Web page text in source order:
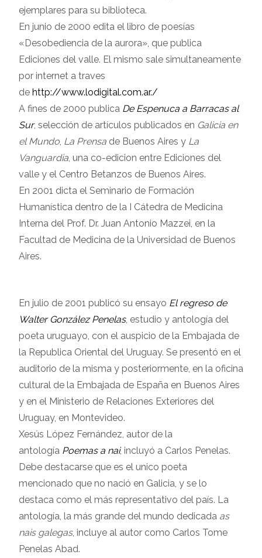
ejemplares para su biblioteca.
En junio de 2000 edita el libro de poesías
«Desobediencia de la aurora», que publica
Ediciones del valle. El mismo sale simultaneamente
por internet a traves
de http://www.lodigital.com.ar./
A fines de 2000 publica De Espenuca a Barracas al
Sur, selección de artículos publicados en Galicia en
el Mundo La Prensa de Buenos Aires y La
Vanguardia , una co-edicion entre Ediciones del
valle y el Centro Betanzos de Buenos Aires.
En 2001 dicta el Seminario de Formación
Humanística dentro de la I Cátedra de Medicina
Interna del Prof. Dr. Juan Antonio Mazzei, en la
Facultad de Medicina de la Universidad de Buenos
Aires.
En julio de 2001 publicó su ensayo El regreso de
Walter González Penelas, estudio y antología del
poeta uruguayo, con el auspicio de la Embajada de
la Republica Oriental del Uruguay. Se presentó en el
auditorio de la misma y posteriormente, en la oficina
cultural de la Embajada de España en Buenos Aires
y en el Ministerio de Relaciones Exteriores del
Uruguay, en Montevideo.
Xesús López Fernández, autor de la
antología Poemas a nai, incluyó a Carlos Penelas.
Debe destacarse que es el unico poeta
mencionado que no nació en Galicia, y se lo
destaca como el más representativo del país. La
antología, la más grande del mundo dedicada as
nais galegas, incluye al autor como Carlos Tome
Penelas Abad.